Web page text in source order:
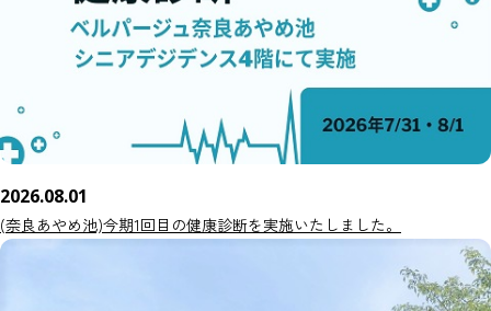
2026.08.01
(奈良あやめ池)今期1回目の健康診断を実施いたしました。